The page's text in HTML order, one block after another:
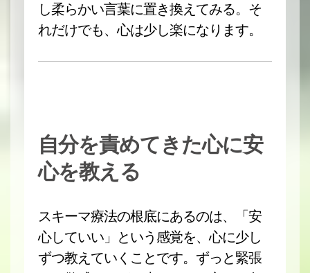
し柔らかい言葉に置き換えてみる。そ
れだけでも、心は少し楽になります。
自分を責めてきた心に安
心を教える
スキーマ療法の根底にあるのは、「安
心していい」という感覚を、心に少し
ずつ教えていくことです。ずっと緊張